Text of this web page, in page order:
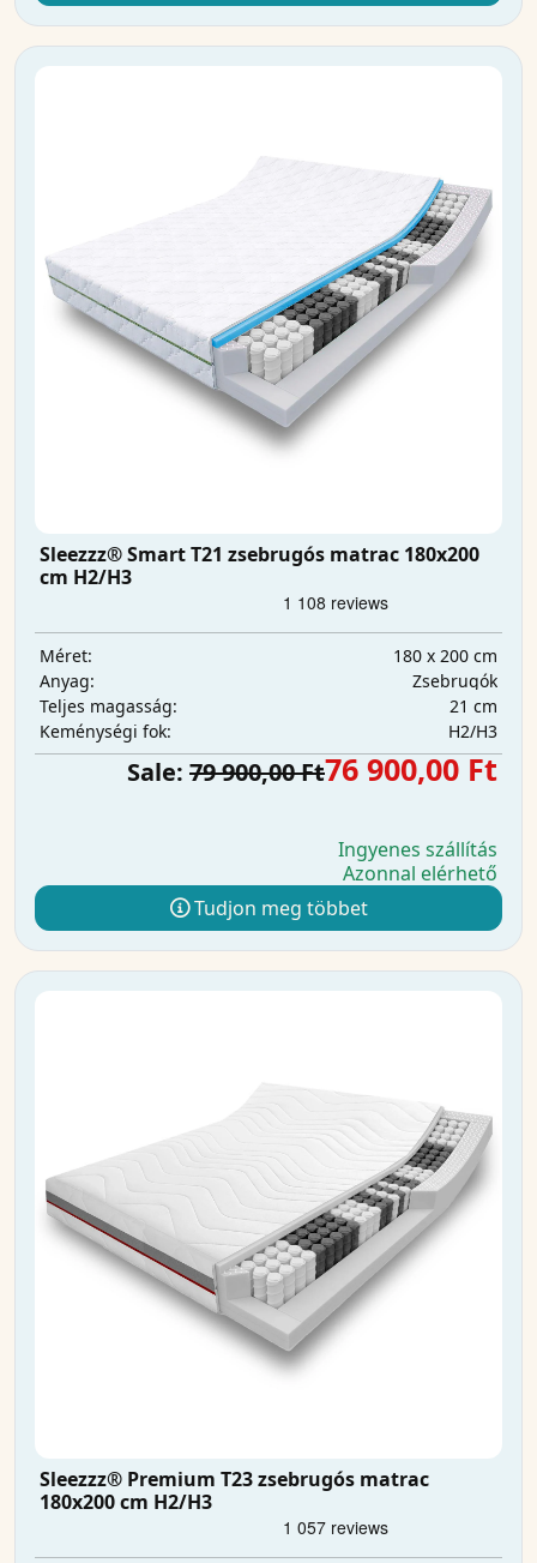
Sleezzz® Smart T21 zsebrugós matrac 180x200
cm H2/H3
Méret:
180 x 200 cm
Anyag:
Zsebrugók
Teljes magasság:
21 cm
Keménységi fok:
H2/H3
Sale: 79 900,00 Ft76 900,00 Ft
Ingyenes szállítás
Azonnal elérhető
Tudjon meg többet
Sleezzz® Premium T23 zsebrugós matrac
180x200 cm H2/H3